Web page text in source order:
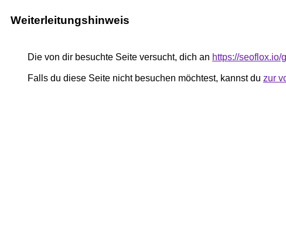
Weiterleitungshinweis
Die von dir besuchte Seite versucht, dich an https://seoflox.io/
Falls du diese Seite nicht besuchen möchtest, kannst du zur